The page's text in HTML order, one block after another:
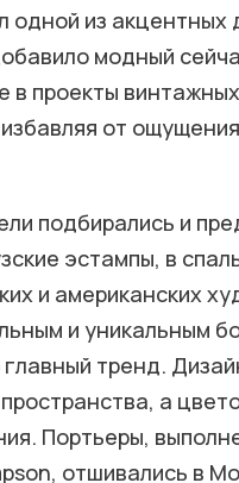
одной из
модный
в проекты
от
подбирались и
эстампы, в
и американских
и уникальным
тренд.
а
Портьеры,
отшивались в